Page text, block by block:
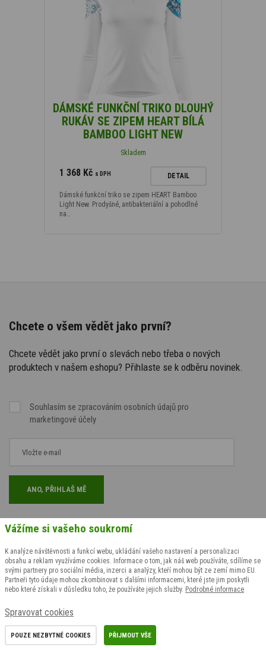
DÁMSKÉ FUNKČNÍ TRIKO DLOUHÝ
RUKÁV SE ZIPEM HEART BÍLÁ
BAMBOO LIGHT NEW
Skladem
1 368 Kč s DPH DETAIL
Dámské funkční triko se zipem HEART Bamboo
Light New. Prodyšné, antibakteriální a pohodlné
na…
Chcete o všem vědět jako první?
Chcete vědět jako první o slevách nebo třeba o nových
produktech v našem eshopu? Přihlaste se k odběru novinek.
Souhlasím se zpracováním osobních údajů pro
marketingové účely
Opravdu české
výrobky
a originální
Vážíme si vašeho soukromí
K analýze návštěvnosti a funkcí webu, ukládání vašeho nastavení a personalizaci
obsahu a reklam využíváme cookies. Informace o tom, jak náš web používáte, sdílíme se
svými partnery pro sociální média, inzerci a analýzy, kteří mohou být ze zemí mimo EU.
Partneři tyto údaje mohou zkombinovat s dalšími informacemi, které jste jim poskytli
nebo které získali v důsledku toho, že používáte jejich služby. Podrobné informace
Spravovat cookies
POUZE NEZBYTNÉ COOKIES PŘIJMOUT VŠE